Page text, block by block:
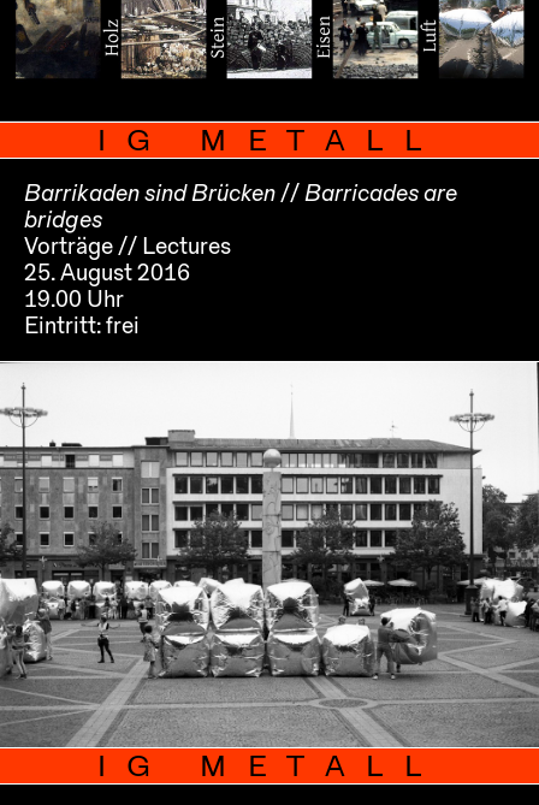
IG METALL
Barrikaden sind Brücken // Barricades are
bridges
Vorträge // Lectures
25. August 2016
19.00 Uhr
Eintritt:frei
IG METALL